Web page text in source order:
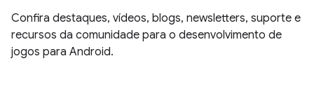
Confira destaques, vídeos, blogs, newsletters, suporte e
recursos da comunidade para o desenvolvimento de
jogos para Android.